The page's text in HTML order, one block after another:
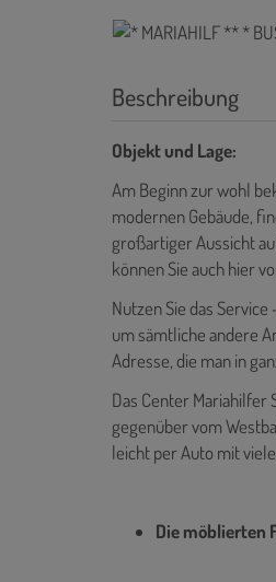
Beschreibung
Objekt und Lage:
Am Beginn zur wohl
modernen Gebäude,
großartiger Aussicht
können Sie auch hier
Nutzen Sie das
um sämtliche andere
Adresse, die man in
Das Center
gegenüber vom
leicht per Auto mit
Die möblierten